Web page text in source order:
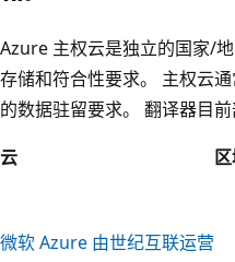
Azure 主权云是独立的国家/
存储和符合性要求。 主权云
的数据驻留要求。 翻译器目前
云
微软 Azure 由世纪互联运营